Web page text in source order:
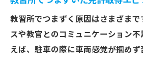
教習所でつまずく原因はさまざまで
スや教官とのコミュニケーション不
えば、駐車の際に車両感覚が掴めず